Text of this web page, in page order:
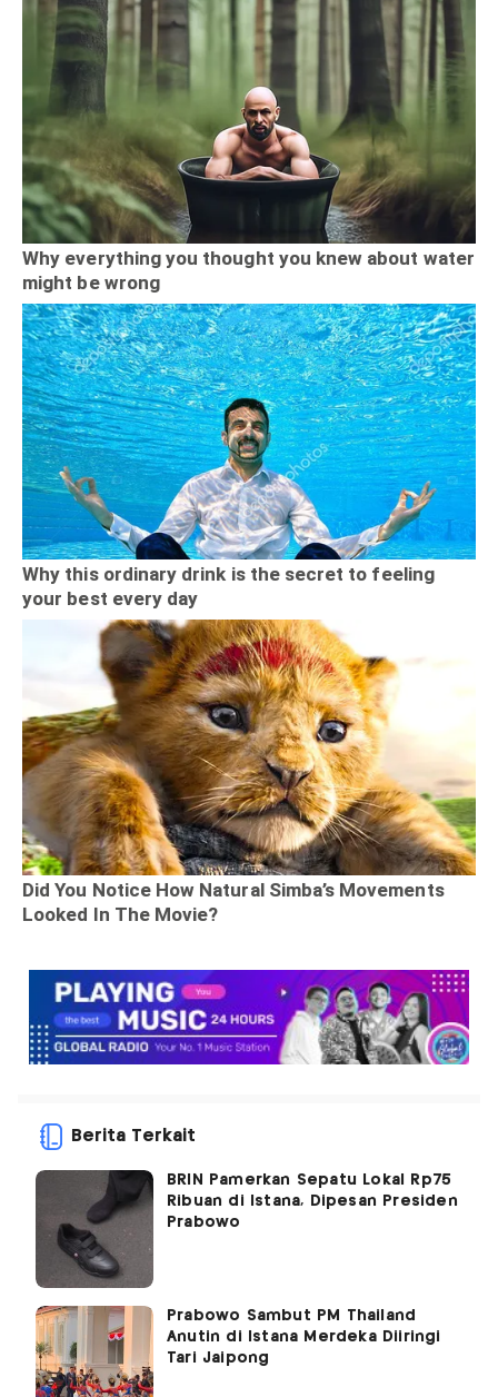
Berita Terkait
BRIN Pamerkan Sepatu Lokal Rp75
Ribuan di Istana, Dipesan Presiden
Prabowo
Prabowo Sambut PM Thailand
Anutin di Istana Merdeka Diiringi
Tari Jaipong